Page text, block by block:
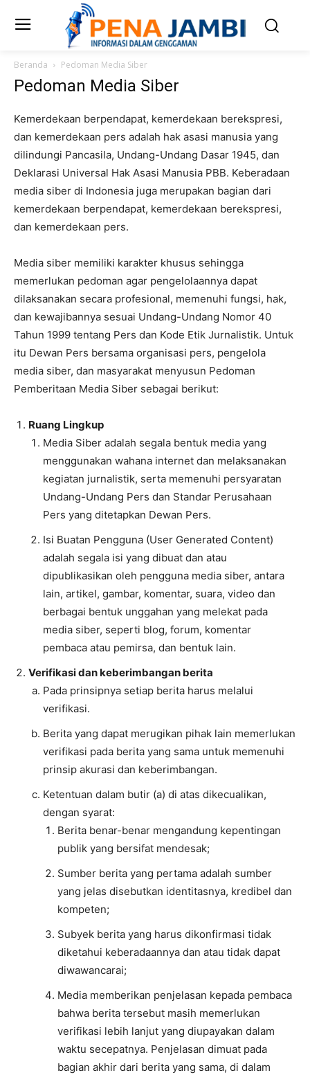
Beranda Pedoman Media Siber
Pedoman Media Siber
Kemerdekaan berpendapat, kemerdekaan berekspresi,
dan kemerdekaan pers adalah hak asasi manusia yang
dilindungi Pancasila, Undang-Undang Dasar 1945, dan
Deklarasi Universal Hak Asasi Manusia PBB. Keberadaan
media siber di Indonesia juga merupakan bagian dari
kemerdekaan berpendapat, kemerdekaan berekspresi,
dan kemerdekaan pers.
Media siber memiliki karakter khusus sehingga
memerlukan pedoman agar pengelolaannya dapat
dilaksanakan secara profesional, memenuhi fungsi, hak,
dan kewajibannya sesuai Undang-Undang Nomor 40
Tahun 1999 tentang Pers dan Kode Etik Jurnalistik. Untuk
itu Dewan Pers bersama organisasi pers, pengelola
media siber, dan masyarakat menyusun Pedoman
Pemberitaan Media Siber sebagai berikut:
Ruang Lingkup
Media Siber adalah segala bentuk media yang
menggunakan wahana internet dan melaksanakan
kegiatan jurnalistik, serta memenuhi persyaratan
Undang-Undang Pers dan Standar Perusahaan
Pers yang ditetapkan Dewan Pers.
Isi Buatan Pengguna (User Generated Content)
adalah segala isi yang dibuat dan atau
dipublikasikan oleh pengguna media siber, antara
lain, artikel, gambar, komentar, suara, video dan
berbagai bentuk unggahan yang melekat pada
media siber, seperti blog, forum, komentar
pembaca atau pemirsa, dan bentuk lain.
Verifikasi dan keberimbangan berita
Pada prinsipnya setiap berita harus melalui
verifikasi.
Berita yang dapat merugikan pihak lain memerlukan
verifikasi pada berita yang sama untuk memenuhi
prinsip akurasi dan keberimbangan.
Ketentuan dalam butir (a) di atas dikecualikan,
dengan syarat:
Berita benar-benar mengandung kepentingan
publik yang bersifat mendesak;
Sumber berita yang pertama adalah sumber
yang jelas disebutkan identitasnya, kredibel dan
kompeten;
Subyek berita yang harus dikonfirmasi tidak
diketahui keberadaannya dan atau tidak dapat
diwawancarai;
Media memberikan penjelasan kepada pembaca
bahwa berita tersebut masih memerlukan
verifikasi lebih lanjut yang diupayakan dalam
waktu secepatnya. Penjelasan dimuat pada
bagian akhir dari berita yang sama, di dalam